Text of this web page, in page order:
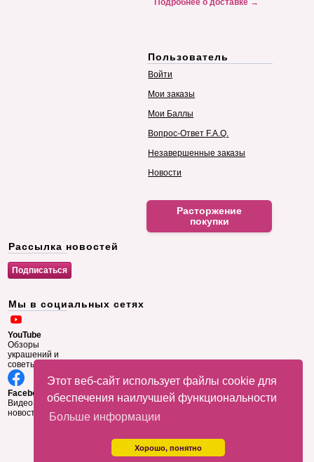
Этот веб-сайт использует файлы cookie для
обеспечения наилучшей функциональности
Больше информации
Хорошо, понятно
Подробнее о доставке →
Пользователь
Войти
Мои заказы
Мои Баллы
Вопрос-Ответ F.A.Q.
Незавершенные заказы
Новости
Расторжение
покупки
Рассылка новостей
Мы в социальных сетях
YouTube
Обзоры
украшений и
советы
Facebook
Видео и
новости